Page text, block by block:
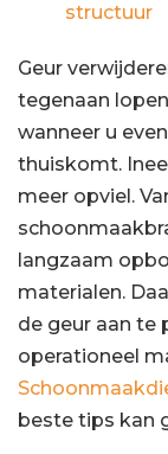
structuur
Geur
tegenaan
wanneer u
thuiskomt.
meer opviel.
langzaam
materialen.
de geur aan te
operationeel
beste tips kan